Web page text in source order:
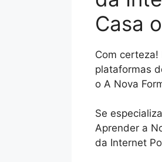
Casa
Com
plataformas
o A Nova
Se
Aprender a
da Internet